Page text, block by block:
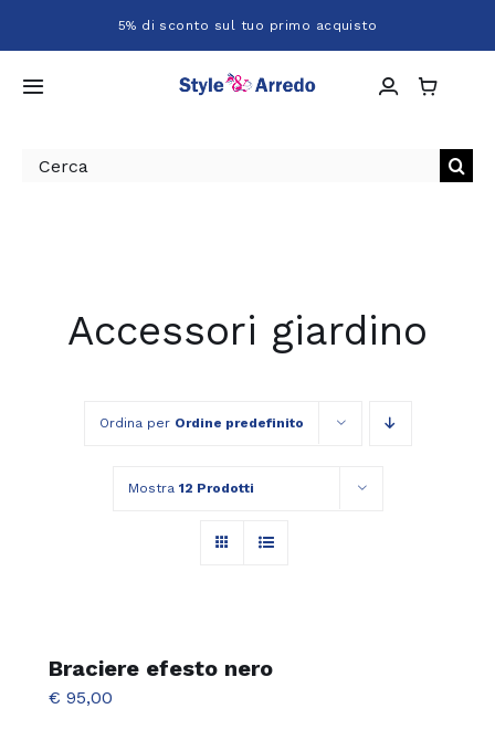
contenuto
5% di sconto sul tuo primo acquisto
Toggle
Progetti
Contatti
Cerca
Accessori giardino
Ordina per Ordine predefinito
Mostra 12 Prodotti
Braciere efesto nero
€ 95,00